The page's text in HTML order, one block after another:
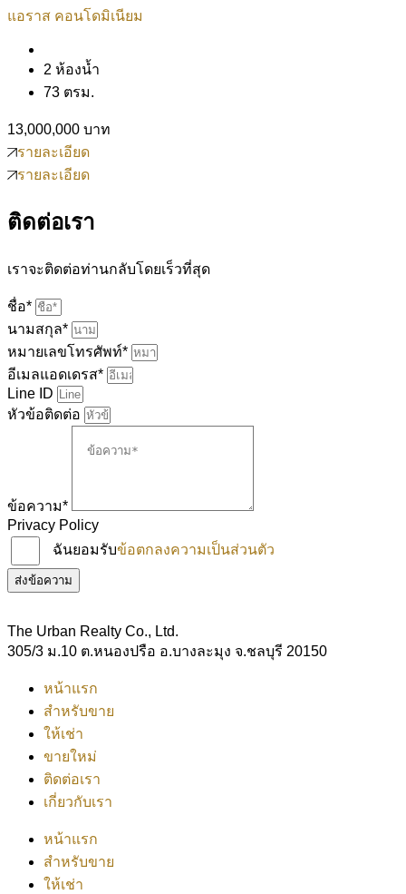
แอราส คอนโดมิเนียม
2 ห้องน้ำ
73 ตรม.
13,000,000 บาท
รายละเอียด
รายละเอียด
ติดต่อเรา
เราจะติดต่อท่านกลับโดยเร็วที่สุด
ชื่อ*
นามสกุล*
หมายเลขโทรศัพท์*
อีเมลแอดเดรส*
Line ID
หัวข้อติดต่อ
ข้อความ*
Privacy Policy
ฉันยอมรับข้อตกลงความเป็นส่วนตัว
ส่งข้อความ
The Urban Realty Co., Ltd.
305/3 ม.10 ต.หนองปรือ อ.บางละมุง จ.ชลบุรี 20150
หน้าแรก
สำหรับขาย
ให้เช่า
ขายใหม่
ติดต่อเรา
เกี่ยวกับเรา
หน้าแรก
สำหรับขาย
ให้เช่า